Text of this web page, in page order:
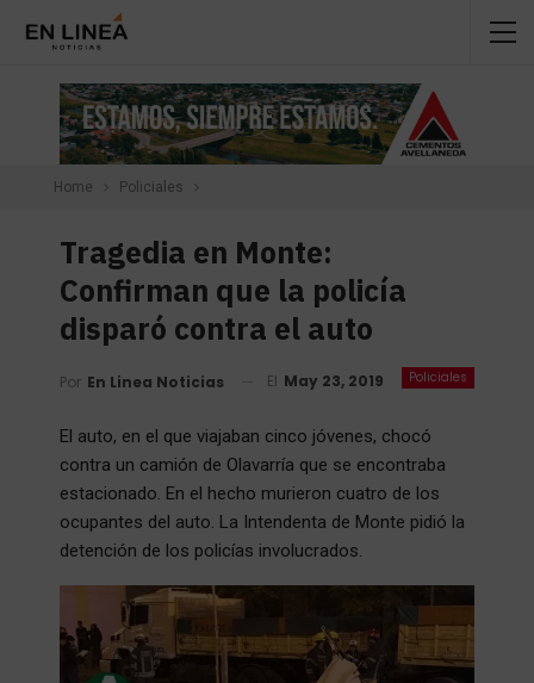
Home Policiales
Tragedia en Monte:
Confirman que la policía
disparó contra el auto
Policiales
Por En Linea Noticias El May 23, 2019
El auto, en el que viajaban cinco jóvenes, chocó
contra un camión de Olavarría que se encontraba
estacionado. En el hecho murieron cuatro de los
ocupantes del auto. La Intendenta de Monte pidió la
detención de los policías involucrados.